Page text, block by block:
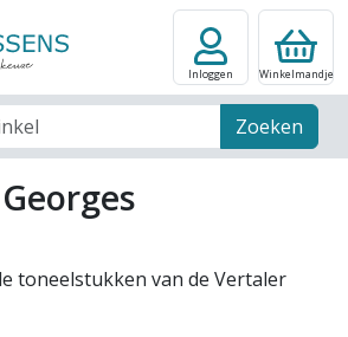
Zoeken
Inloggen Winkelmandje
toneelstukken van de Vertaler